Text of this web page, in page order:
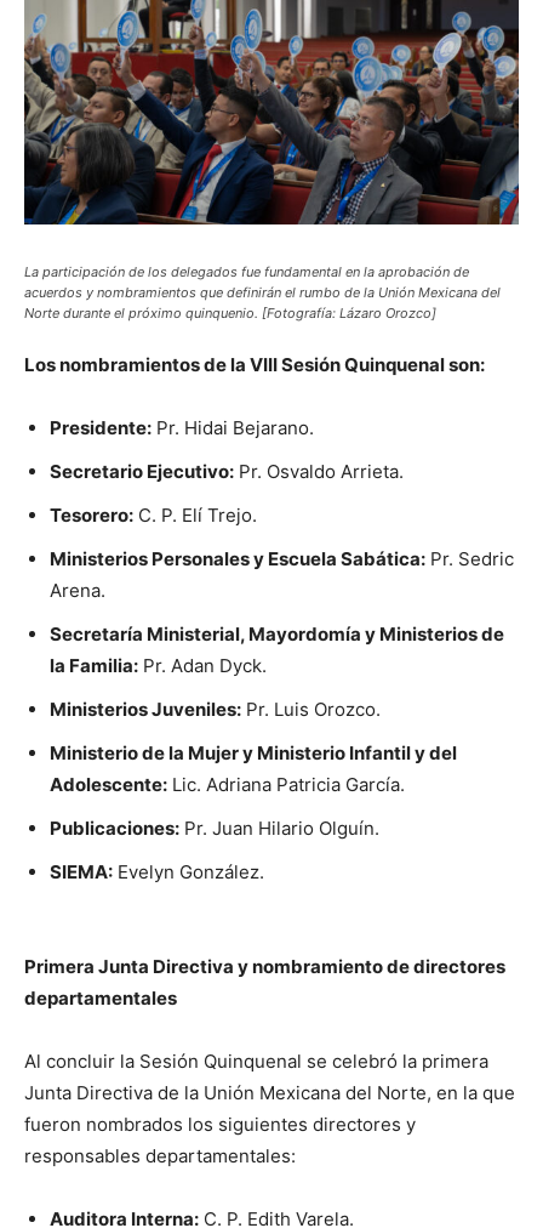
La participación de los delegados fue fundamental en la aprobación de
acuerdos y nombramientos que definirán el rumbo de la Unión Mexicana del
Norte durante el próximo quinquenio. [Fotografía: Lázaro Orozco]
Los nombramientos de la VIII Sesión Quinquenal son:
Presidente: Pr. Hidai Bejarano.
Secretario Ejecutivo: Pr. Osvaldo Arrieta.
Tesorero: C. P. Elí Trejo.
Ministerios Personales y Escuela Sabática: Pr. Sedric
Arena.
Secretaría Ministerial, Mayordomía y Ministerios de
la Familia: Pr. Adan Dyck.
Ministerios Juveniles: Pr. Luis Orozco.
Ministerio de la Mujer y Ministerio Infantil y del
Adolescente: Lic. Adriana Patricia García.
Publicaciones: Pr. Juan Hilario Olguín.
SIEMA: Evelyn González.
Primera Junta Directiva y nombramiento de directores
departamentales
Al concluir la Sesión Quinquenal se celebró la primera
Junta Directiva de la Unión Mexicana del Norte, en la que
fueron nombrados los siguientes directores y
responsables departamentales:
Auditora Interna: C. P. Edith Varela.